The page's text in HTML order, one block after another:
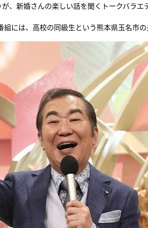
、新婚さんの楽しい話を聞くトークバラエ
には、高校の同級生という熊本県玉名市の